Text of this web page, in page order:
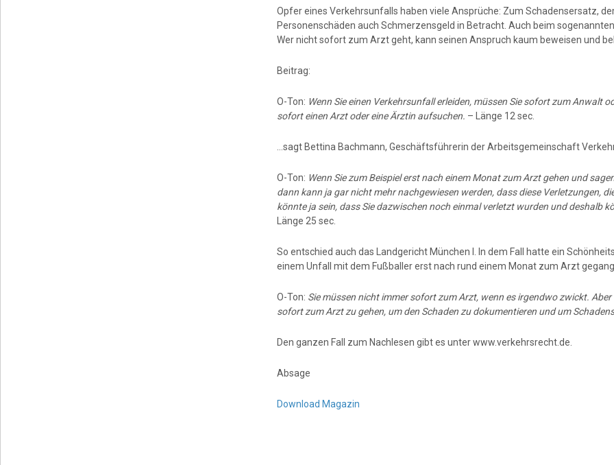
Opfer eines Verkehrsunfalls haben viele Ansprüche: Zum Schadensersatz,
Personenschäden auch Schmerzensgeld in Betracht. Auch beim
Wer nicht sofort zum Arzt geht, kann seinen Anspruch kaum beweisen und
Beitrag:
O-Ton: Wenn Sie einen Verkehrsunfall erleiden, müssen Sie sofort zum Anwalt
sofort einen Arzt oder eine Ärztin aufsuchen. – Länge 12 sec.
…sagt Bettina Bachmann, Geschäftsführerin der Arbeitsgemeinschaft
O-Ton: Wenn Sie zum Beispiel erst nach einem Monat zum Arzt gehen und
dann kann ja gar nicht mehr nachgewiesen werden, dass diese Verletzungen,
könnte ja sein, dass Sie dazwischen noch einmal verletzt wurden und deshalb
Länge 25 sec.
So entschied auch das Landgericht München I. In dem Fall hatte ein
einem Unfall mit dem Fußballer erst nach rund einem Monat zum Arzt
O-Ton: Sie müssen nicht immer sofort zum Arzt, wenn es irgendwo zwickt.
sofort zum Arzt zu gehen, um den Schaden zu dokumentieren und um
Den ganzen Fall zum Nachlesen gibt es unter www.verkehrsrecht.de.
Absage
Download Magazin